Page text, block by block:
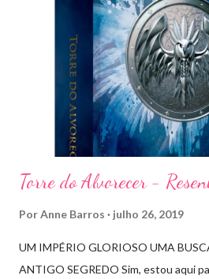
Torre do Alvorecer -
PorAnne Barros julho 26, 2019
UM IMPÉRIO GLORIOSO UMA
ANTIGO SEGREDO Sim, estou aqui